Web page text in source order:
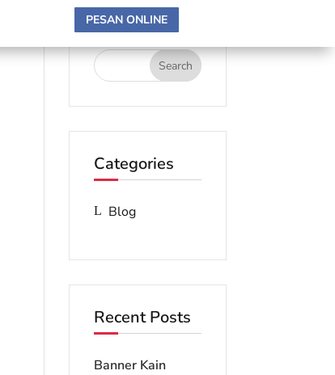
PESAN ONLINE
search here
Categories
Blog
Recent Posts
Banner Kain